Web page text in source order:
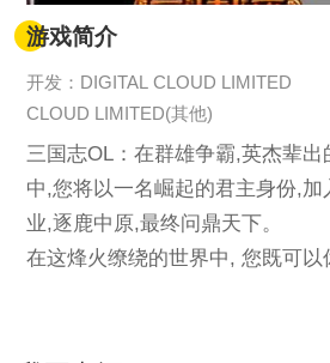
游戏简介
开发：DIGITAL CLOUD LIMITED
CLOUD LIMITED(其他)
三国志OL：在群雄争霸,英杰辈出
中,您将以一名崛起的君主身份,
业,逐鹿中原,最终问鼎天下。
在这烽火缭绕的世界中, 您既可以
自身的实力以待天时, 也可以大